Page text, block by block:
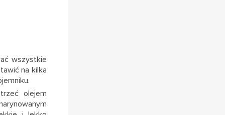
wszystkie
na kilka
olejem